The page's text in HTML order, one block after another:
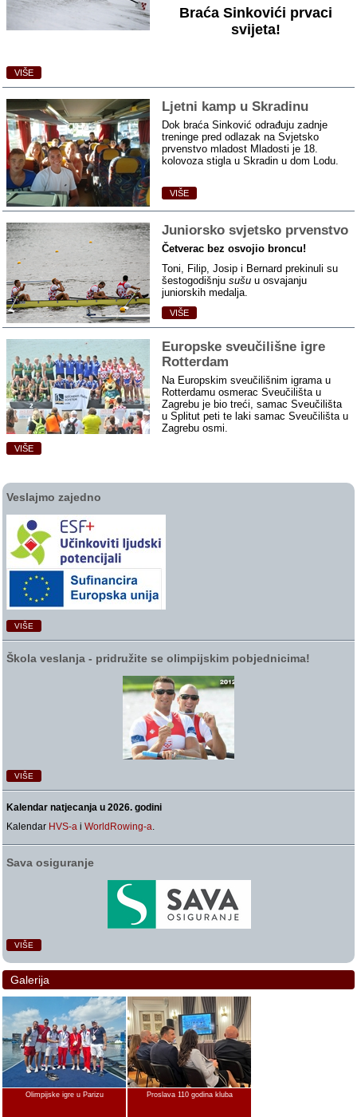
Braća Sinkovići prvaci
svijeta!
VIŠE
Ljetni kamp u Skradinu
Dok braća Sinković odrađuju zadnje
treninge pred odlazak na Svjetsko
prvenstvo mladost Mladosti je 18.
kolovoza stigla u Skradin u dom Lodu.
VIŠE
Juniorsko svjetsko prvenstvo
Četverac bez osvojio broncu!
Toni, Filip, Josip i Bernard prekinuli su
šestogodišnju sušu u osvajanju
juniorskih medalja.
VIŠE
Europske sveučilišne igre
Rotterdam
Na Europskim sveučilišnim igrama u
Rotterdamu osmerac Sveučilišta u
Zagrebu je bio treći, samac Sveučilišta
u Splitut peti te laki samac Sveučilišta u
Zagrebu osmi.
VIŠE
Veslajmo zajedno
VIŠE
Škola veslanja ‑ pridružite se olimpijskim pobjednicima!
VIŠE
Kalendar natjecanja u 2026. godini
Kalendar HVS-a iWorldRowing-a.
Sava osiguranje
VIŠE
Galerija
Olimpijske igre u Parizu Proslava 110 godina kluba